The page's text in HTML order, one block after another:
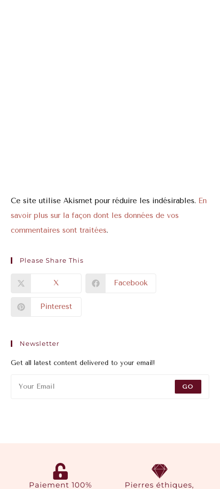
Ce site utilise Akismet pour réduire les indésirables. En
savoir plus sur la façon dont les données de vos
commentaires sont traitées.
Please Share This
X Facebook
Pinterest
Newsletter
Get all latest content delivered to your email!
GO
Paiement 100%
Pierres éthiques,